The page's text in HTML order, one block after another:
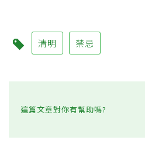
清明 禁忌
這篇文章對你有幫助嗎?